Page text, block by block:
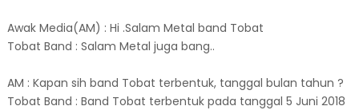
Awak Media(AM) : Hi .Salam Metal band Tobat
Tobat Band : Salam Metal juga bang..
AM : Kapan sih band Tobat terbentuk, tanggal bulan tahun ?
Tobat Band : Band Tobat terbentuk pada tanggal 5 Juni 2018